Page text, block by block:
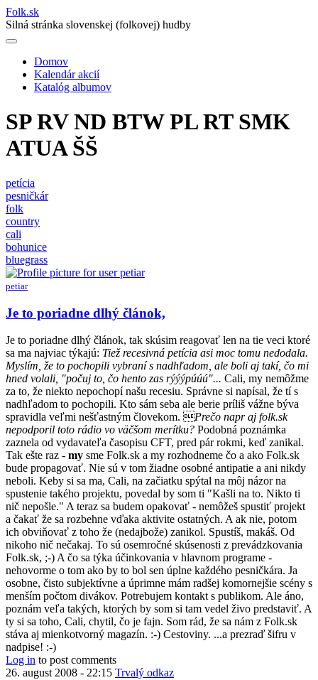
Folk.sk
Silná stránka slovenskej (folkovej) hudby
Main
navigation
Domov
Kalendár akcií
Katalóg albumov
SP RV ND BTW PL RT SMK
ATUA ŠŠ
petícia
pesničkár
folk
country
cali
bohunice
bluegrass
petiar
Je to poriadne dlhý článok,
Je to poriadne dlhý článok, tak skúsim reagovať len na tie veci ktoré
sa ma najviac týkajú: Tiež recesivná petícia asi moc tomu nedodala.
Myslím, že to pochopili vybraní s nadhľadom, ale boli aj takí, čo mi
hned volali, "počuj to, čo hento zas rýýýpúúú"... Cali, my nemôžme
za to, že niekto nepochopí našu recesiu. Správne si napísal, že tí s
nadhľadom to pochopili. Kto sám seba ale berie príliš vážne býva
spravidla veľmi nešťastným človekom. Prečo napr aj folk.sk
nepodporil toto rádio vo väčšom merítku? Podobná poznámka
zaznela od vydavateľa časopisu CFT, pred pár rokmi, keď zanikal.
Tak ešte raz - my sme Folk.sk a my rozhodneme čo a ako Folk.sk
bude propagovať. Nie sú v tom žiadne osobné antipatie a ani nikdy
neboli. Keby si sa ma, Cali, na začiatku spýtal na môj názor na
spustenie takého projektu, povedal by som ti "Kašli na to. Nikto ti
nič nepošle." A teraz sa budem opakovať - nemôžeš spustiť projekt
a čakať že sa rozbehne vďaka aktivite ostatných. A ak nie, potom
ich obviňovať z toho že (nedajbože) zanikol. Spustíš, makáš. Od
nikoho nič nečakaj. To sú osemročné skúsenosti z prevádzkovania
Folk.sk, ;-) A čo sa týka účinkovania v hlavnom programe -
nehovorme o tom ako by to bol sen úplne každého pesničkára. Ja
osobne, čisto subjektívne a úprimne mám radšej komornejšie scény s
menším počtom divákov. Potrebujem kontakt s publikom. Ale áno,
poznám veľa takých, ktorých by som si tam vedel živo predstaviť. A
ty si sa toho, Cali, chytil, čo je fajn. Som rád, že sa nám z Folk.sk
stáva aj mienkotvorný magazín. :-) Cestoviny. ...a prezraď šifru v
nadpise! :-)
Log in to post comments
26. august 2008 - 22:15 Trvalý odkaz